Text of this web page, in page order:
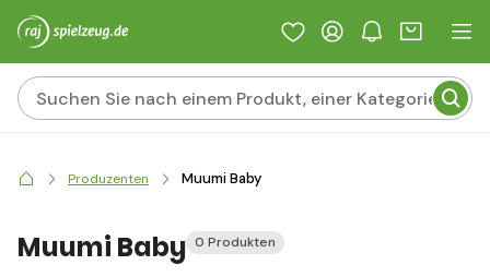
Produzenten Muumi Baby
Muumi Baby 0 Produkten